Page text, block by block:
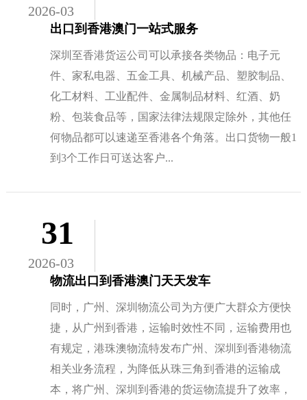
2026-03
出口到香港澳门一站式服务
深圳至香港货运公司可以承接各类物品：电子元
件、家私电器、五金工具、机械产品、塑胶制品、
化工材料、工业配件、金属制品材料、红酒、奶
粉、包装食品等，国家法律法规限定除外，其他任
何物品都可以速递至香港各个角落。出口货物一般1
到3个工作日可送达客户...
31
2026-03
物流出口到香港澳门天天发车
同时，广州、深圳物流公司为方便广大群众方便快
捷，从广州到香港，运输时效性不同，运输费用也
有规定，港珠澳物流特发布广州、深圳到香港物流
相关业务流程，为降低从珠三角到香港的运输成
本，将广州、深圳到香港的货运物流提升了效率，